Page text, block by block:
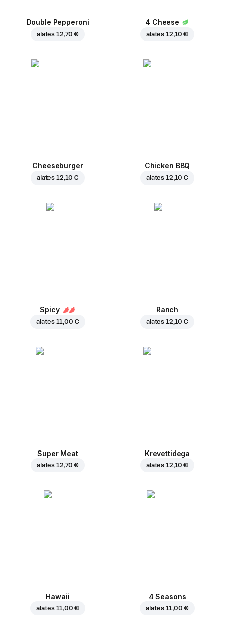
Double Pepperoni
alates 12,70 €
4 Cheese
alates 12,10 €
Cheeseburger
alates 12,10 €
Chicken BBQ
alates 12,10 €
Spicy
alates 11,00 €
Ranch
alates 12,10 €
Super Meat
alates 12,70 €
Krevettidega
alates 12,10 €
Hawaii
alates 11,00 €
4 Seasons
alates 11,00 €